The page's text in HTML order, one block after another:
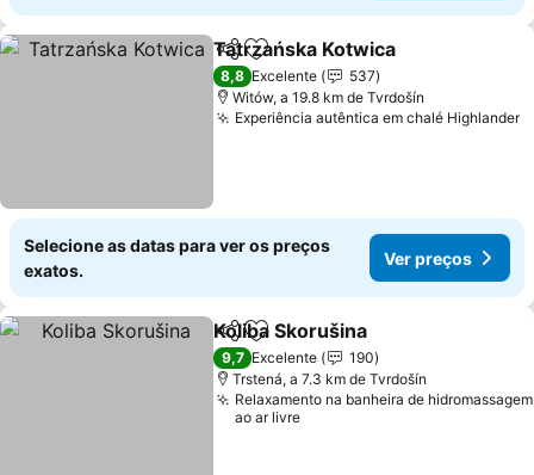
PartilharAdicionar aos favoritos
Tatrzańska Kotwica
8,8 Excelente
537
Witów, a 19.8 km de Tvrdošín
Experiência autêntica em chalé Highlander
Selecione as datas para ver os preços
exatos.
Ver preços
PartilharAdicionar aos favoritos
Koliba Skorušina
9,7 Excelente
190
Trstená, a 7.3 km de Tvrdošín
Relaxamento na banheira de hidromassagem
ao ar livre